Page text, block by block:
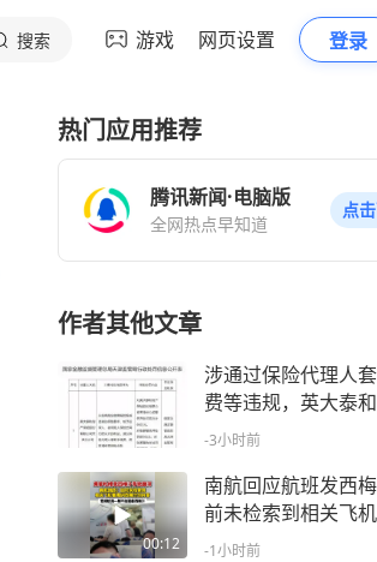
搜索 游戏 网页设置 登录
热门应用推荐
腾讯新闻·电脑版
全网热点早知道
点
作者其他文章
涉通过保险代理人
费等违规，英大泰
津分公司被警告并罚
-3小时前
00:12
南航回应航班发西
前未检索到相关飞
西梅汁的内容，常规
-1小时前